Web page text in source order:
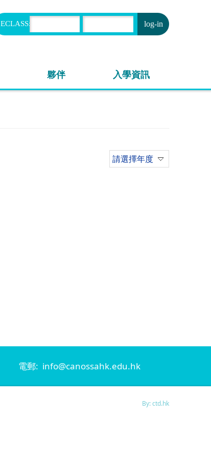
ECLASS:
夥伴 入學資訊
請選擇年度
電郵: info@canossahk.edu.hk
By: ctd.hk